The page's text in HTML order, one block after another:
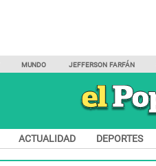
MUNDO JEFFERSON FARFÁN
ACTUALIDAD DEPORTES